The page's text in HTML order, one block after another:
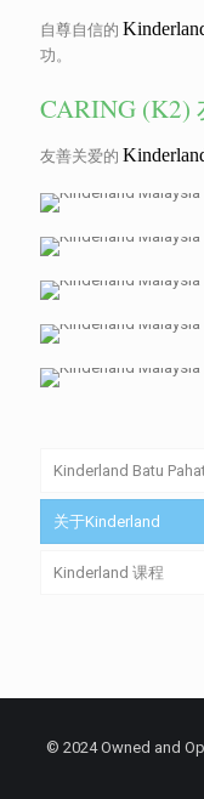
自尊自信的
功。
CARING (K2)
友善关爱的
Kinderland Batu
关于Kinderland
Kinderland 课程
© 2024 Owned and